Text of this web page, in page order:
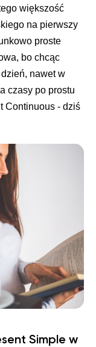
i w jakich
a Present
teraźniejszy
większość
na pierwszy
proste
bo chcąc
nawet w
czasy po prostu
Continuous - dziś
Simple w